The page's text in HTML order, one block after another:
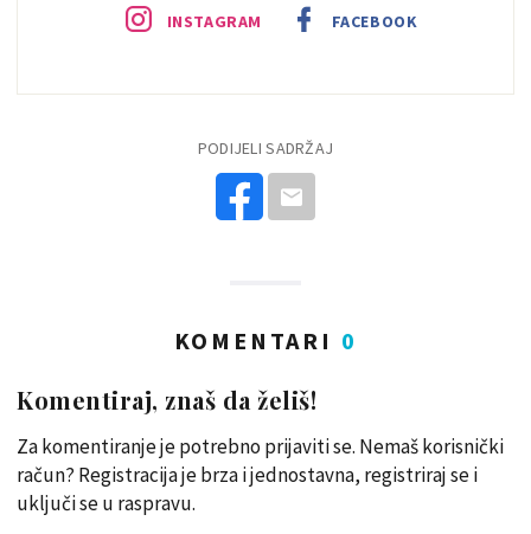
INSTAGRAM FACEBOOK
PODIJELI SADRŽAJ
KOMENTARI 0
Komentiraj, znaš da želiš!
Za komentiranje je potrebno prijaviti se. Nemaš korisnički
račun? Registracija je brza i jednostavna, registriraj se i
uključi se u raspravu.